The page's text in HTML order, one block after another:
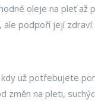
oleje na pleť
ale podpoří její zdraví.
už potřebujete
na pleti,